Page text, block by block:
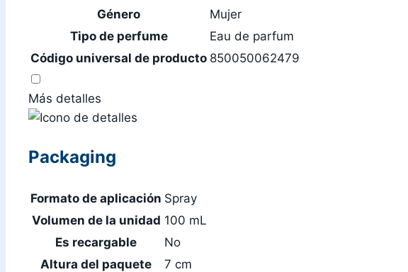
Género
Mujer
Tipo de perfume
Eau de parfum
Código universal de producto 850050062479
Más detalles
Packaging
Formato de aplicación Spray
Volumen de la unidad 100 mL
Es recargable
No
Altura del paquete
7 cm